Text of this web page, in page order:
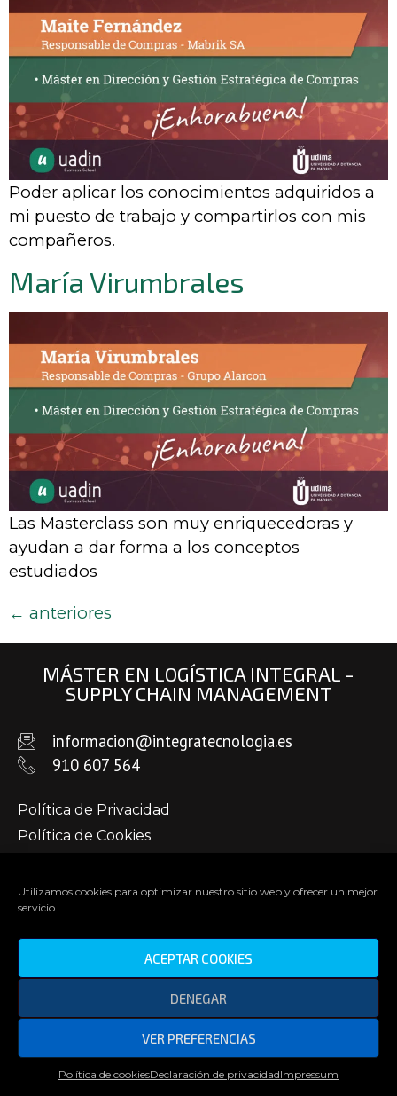
Utilizamos cookies para optimizar nuestro sitio web y ofrecer un mejor
servicio.
ACEPTAR COOKIES
DENEGAR
VER PREFERENCIAS
Política de cookiesDeclaración de privacidadImpressum
Poder aplicar los conocimientos adquiridos a
mi puesto de trabajo y compartirlos con mis
compañeros.
María Virumbrales
Las Masterclass son muy enriquecedoras y
ayudan a dar forma a los conceptos
estudiados
← anteriores
MÁSTER EN LOGÍSTICA INTEGRAL -
SUPPLY CHAIN MANAGEMENT
informacion@integratecnologia.es
910 607 564
Política de Privacidad
Política de Cookies
© Copyright 2022 Integra Technology School. Todos los